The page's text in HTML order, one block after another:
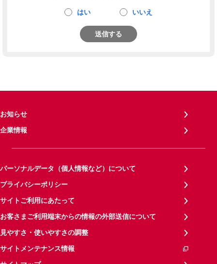
はい いいえ
送信する
お知らせ
企業情報
パーソナルデータ（個人情報など）について
プライバシーポリシー
サイトご利用にあたって
お客さまご利用端末からの情報の外部送信について
見やすさ・使いやすさの調整
サイトメンテナンス情報